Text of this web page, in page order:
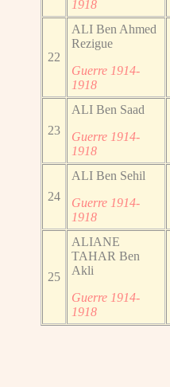
1918
22
ALI Ben Ahmed
Rezigue
Guerre 1914-
1918
23
ALI Ben Saad
Guerre 1914-
1918
24
ALI Ben Sehil
Guerre 1914-
1918
25
ALIANE
TAHAR Ben
Akli
Guerre 1914-
1918